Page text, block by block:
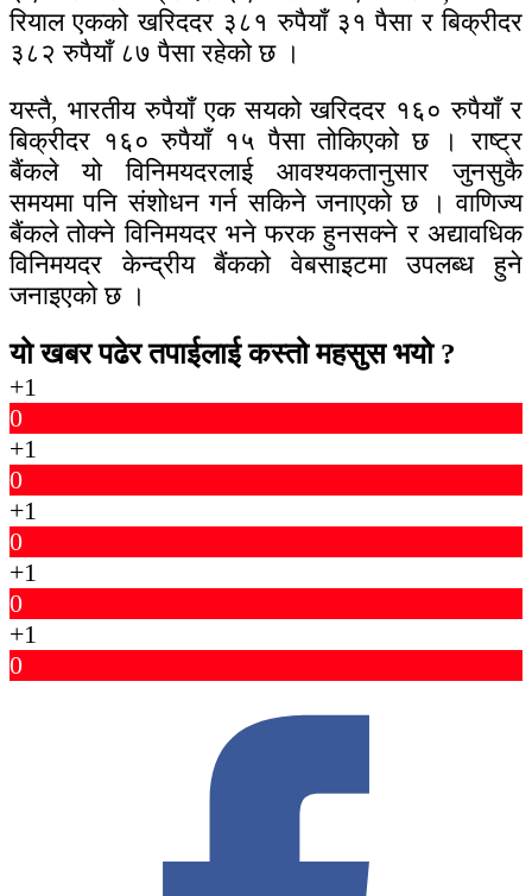
रियाल एकको खरिददर ३८१ रुपैयाँ ३१ पैसा र बिक्रीदर
३८२ रुपैयाँ ८७ पैसा रहेको छ ।
यस्तै, भारतीय रुपैयाँ एक सयको खरिददर १६० रुपैयाँ र
बिक्रीदर १६० रुपैयाँ १५ पैसा तोकिएको छ । राष्ट्र
बैंकले यो विनिमयदरलाई आवश्यकतानुसार जुनसुकै
समयमा पनि संशोधन गर्न सकिने जनाएको छ । वाणिज्य
बैंकले तोक्ने विनिमयदर भने फरक हुनसक्ने र अद्यावधिक
विनिमयदर केन्द्रीय बैंकको वेबसाइटमा उपलब्ध हुने
जनाइएको छ ।
यो खबर पढेर तपाईलाई कस्तो महसुस भयो ?
+1
0
+1
0
+1
0
+1
0
+1
0